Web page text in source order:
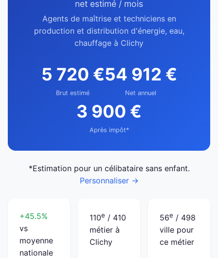
net estimé / mois
Agents de maîtrise et techniciens en
production et distribution d'énergie, eau,
chauffage à Clichy
5 720 €
Brut estimé
54 912 €
Net annuel
3 900 €
Après impôt*
*Estimation pour un célibataire sans enfant.
Personnaliser →
+45.5%
vs
moyenne
nationale
110e / 410
métier à
Clichy
56e / 498
ville pour
ce métier